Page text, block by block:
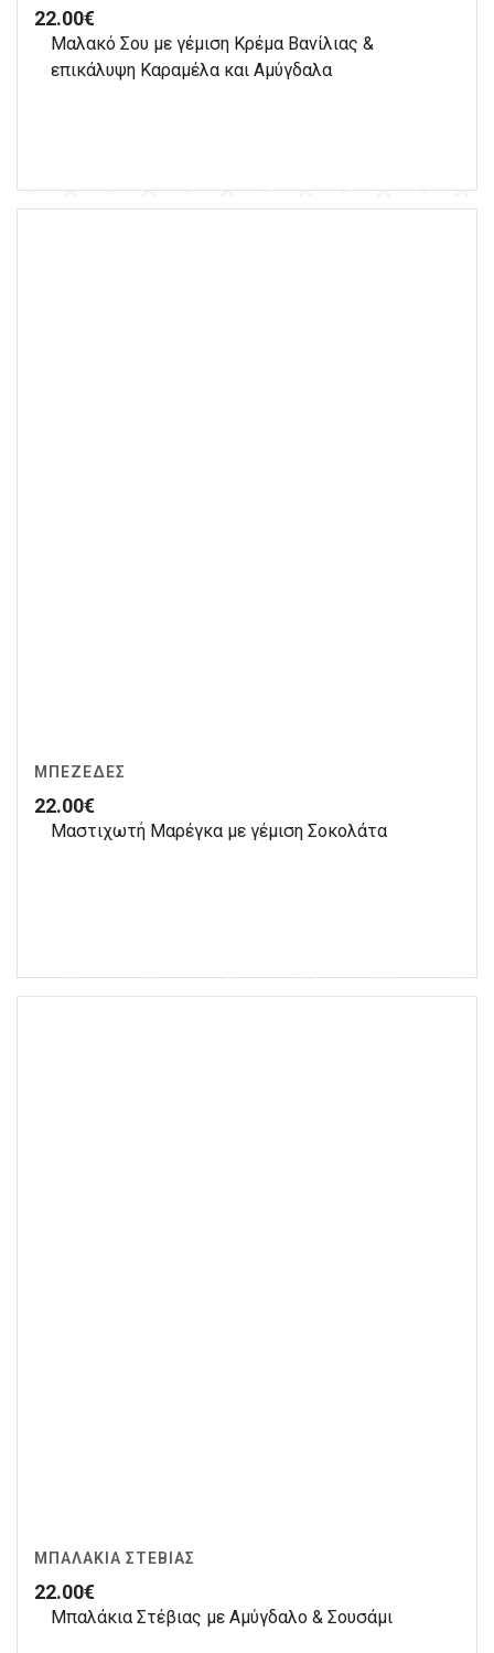
22.00€
Μαλακό Σου με γέμιση Κρέμα Βανίλιας &
επικάλυψη Καραμέλα και Αμύγδαλα
ΜΠΕΖΈΔΕΣ
22.00€
Μαστιχωτή Μαρέγκα με γέμιση Σοκολάτα
ΜΠΑΛΆΚΙΑ ΣΤΈΒΙΑΣ
22.00€
Μπαλάκια Στέβιας με Αμύγδαλο & Σουσάμι